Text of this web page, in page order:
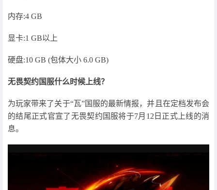
内存:4 GB
显卡:1 GB以上
硬盘:10 GB (包体大小 6.0 GB)
无畏契约国服什么时候上线？
为玩家带来了关于“瓦”国服的最新情报，并且在定档发布会
的结尾正式官宣了无畏契约国服将于7月12日正式上线的消
息。